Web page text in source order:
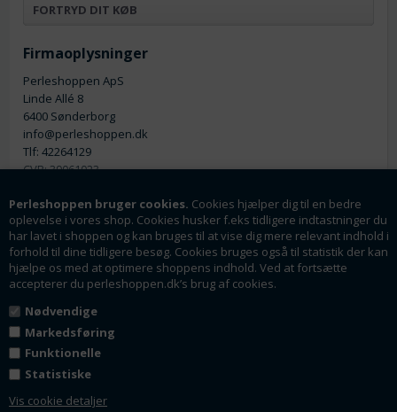
Perleshoppen bruger cookies. Cookies hjælper dig til en bedre
oplevelse i vores shop. Cookies husker f.eks tidligere indtastninger du
har lavet i shoppen og kan bruges til at vise dig mere relevant indhold i
forhold til dine tidligere besøg. Cookies bruges også til statistik der kan
hjælpe os med at optimere shoppens indhold. Ved at fortsætte
accepterer du perleshoppen.dk’s brug af cookies.
Nødvendige
Markedsføring
Funktionelle
Statistiske
Vis cookie detaljer
FORTRYD DIT KØB
Firmaoplysninger
Perleshoppen ApS
Linde Allé 8
6400 Sønderborg
info@perleshoppen.dk
Tlf: 42264129
CVR: 39061023
Nyhedsmail